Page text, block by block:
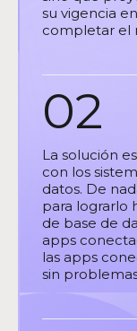
su vigencia
completar el
02
La solución
con los
datos. De
para lograrlo
de base de
apps
las apps
sin